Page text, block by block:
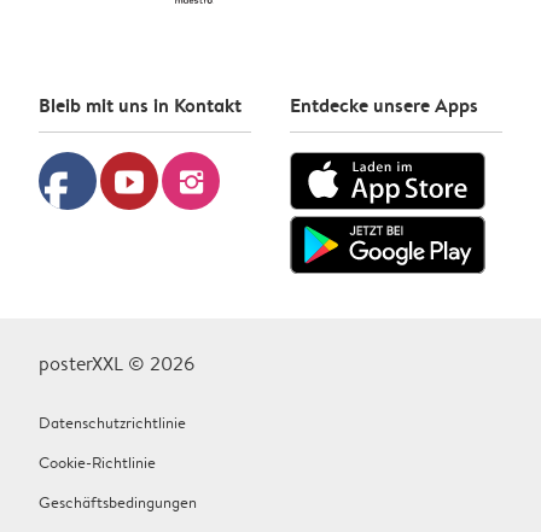
Bleib mit uns in Kontakt
facebook youtube instagram
Entdecke unsere Apps
posterXXL © 2026
Datenschutzrichtlinie
Cookie-Richtlinie
Geschäftsbedingungen